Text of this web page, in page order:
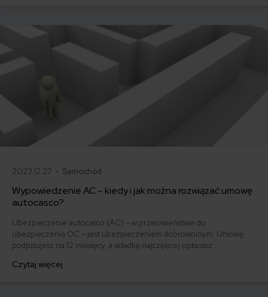
2023.12.27 • Samochód
Wypowiedzenie AC – kiedy i jak można rozwiązać umowę
autocasco?
Ubezpieczenie autocasco (AC) – w przeciwieństwie do
ubezpieczenia OC – jest ubezpieczeniem dobrowolnym. Umowę
podpisujesz na 12 miesięcy, a składkę najczęściej opłacasz
ofertę lub zdecydowałeś się sprzedać samochód w trakcie trwania
Czytaj więcej